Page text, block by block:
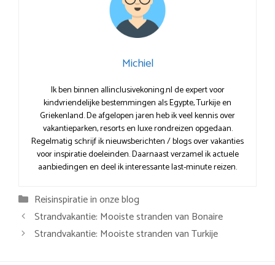
Michiel
Ik ben binnen allinclusivekoning.nl de expert voor
kindvriendelijke bestemmingen als Egypte, Turkije en
Griekenland. De afgelopen jaren heb ik veel kennis over
vakantieparken, resorts en luxe rondreizen opgedaan.
Regelmatig schrijf ik nieuwsberichten / blogs over vakanties
voor inspiratie doeleinden. Daarnaast verzamel ik actuele
aanbiedingen en deel ik interessante last-minute reizen.
Categorieën
Reisinspiratie in onze blog
Strandvakantie: Mooiste stranden van Bonaire
Strandvakantie: Mooiste stranden van Turkije